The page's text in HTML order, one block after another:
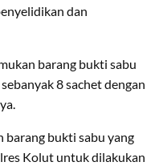
dan
barang bukti sabu
8 sachet dengan
barang bukti sabu yang
Kolut untuk dilakukan